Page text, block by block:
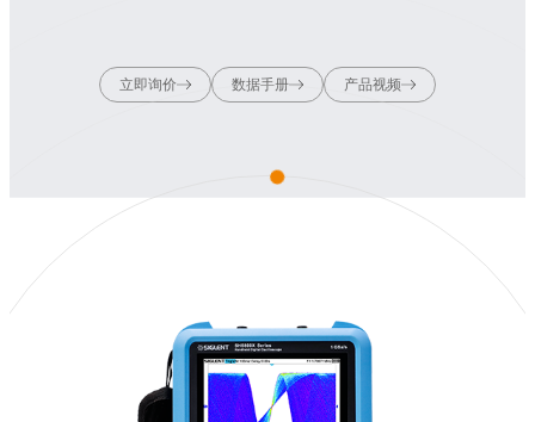
立即询价 数据手册 产品视频